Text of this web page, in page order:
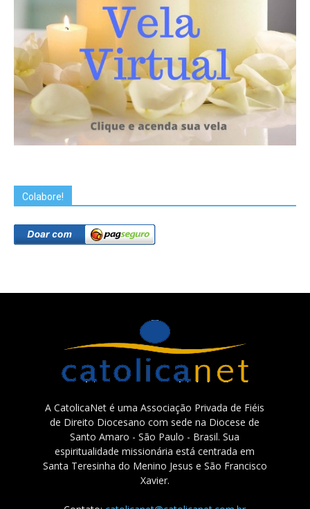
Colabore!
A CatolicaNet é uma Associação Privada de Fiéis
de Direito Diocesano com sede na Diocese de
Santo Amaro - São Paulo - Brasil. Sua
espiritualidade missionária está centrada em
Santa Teresinha do Menino Jesus e São Francisco
Xavier.